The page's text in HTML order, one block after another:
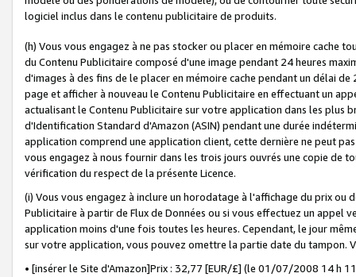
logiciel inclus dans le contenu publicitaire de produits.
(h) Vous vous engagez à ne pas stocker ou placer en mémoire cache
du Contenu Publicitaire composé d'une image pendant 24 heures
d'images à des fins de le placer en mémoire cache pendant un délai
page et afficher à nouveau le Contenu Publicitaire en effectuant un
actualisant le Contenu Publicitaire sur votre application dans les plus
d'Identification Standard d'Amazon (ASIN) pendant une durée
application comprend une application client, cette dernière ne peut
vous engagez à nous fournir dans les trois jours ouvrés une copie de
vérification du respect de la présente Licence.
(i) Vous vous engagez à inclure un horodatage à l'affichage du prix
Publicitaire à partir de Flux de Données ou si vous effectuez un appel
application moins d'une fois toutes les heures. Cependant, le jour
sur votre application, vous pouvez omettre la partie date du tampon.
• [insérer le Site d'Amazon]Prix : 32,77 [EUR/£] (le 01/07/2008 14 h